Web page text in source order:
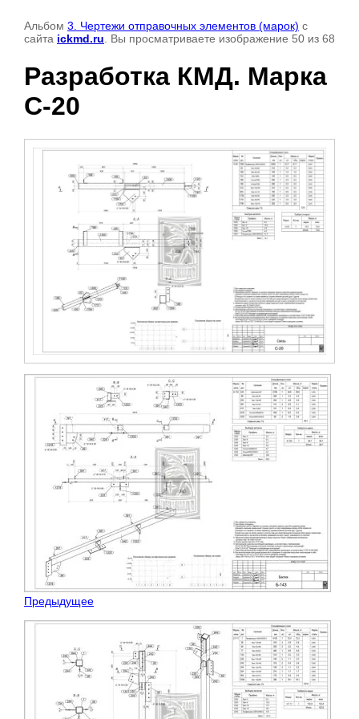
Альбом 3. Чертежи отправочных элементов (марок) с
сайта ickmd.ru . Вы просматриваете изображение 50 из 68
Разработка КМД. Марка
С-20
Предыдущее